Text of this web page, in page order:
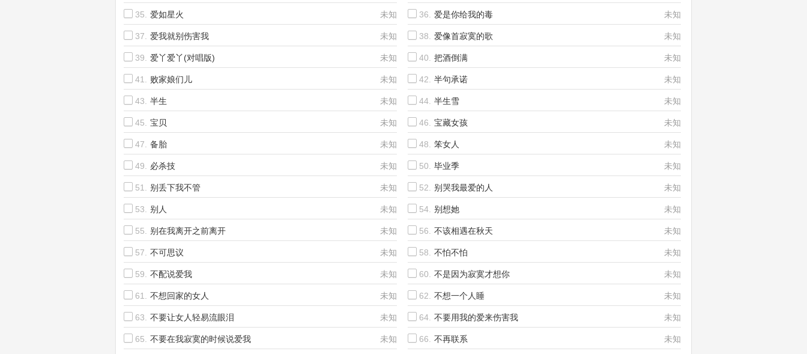
35. 爱如星火 未知 36. 爱是你给我的毒 未知
37. 爱我就别伤害我 未知 38. 爱像首寂寞的歌 未知
39. 爱丫爱丫(对唱版) 未知 40. 把酒倒满 未知
41. 败家娘们儿 未知 42. 半句承诺 未知
43. 半生 未知 44. 半生雪 未知
45. 宝贝 未知 46. 宝藏女孩 未知
47. 备胎 未知 48. 笨女人 未知
49. 必杀技 未知 50. 毕业季 未知
51. 别丢下我不管 未知 52. 别哭我最爱的人 未知
53. 别人 未知 54. 别想她 未知
55. 别在我离开之前离开 未知 56. 不该相遇在秋天 未知
57. 不可思议 未知 58. 不怕不怕 未知
59. 不配说爱我 未知 60. 不是因为寂寞才想你 未知
61. 不想回家的女人 未知 62. 不想一个人睡 未知
63. 不要让女人轻易流眼泪 未知 64. 不要用我的爱来伤害我 未知
65. 不要在我寂寞的时候说爱我 未知 66. 不再联系 未知